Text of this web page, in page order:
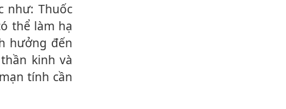
thể làm hạ
hưởng đến
kinh và
tính cần